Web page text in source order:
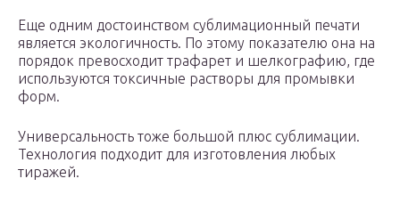
Еще одним достоинством сублимационный печати
является экологичность. По этому показателю она на
порядок превосходит трафарет и шелкографию, где
используются токсичные растворы для промывки
форм.
Универсальность тоже большой плюс сублимации.
Технология подходит для изготовления любых
тиражей.